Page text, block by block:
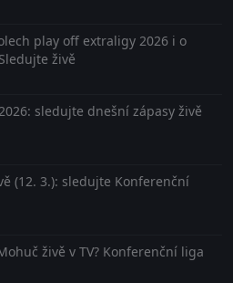
play off extraligy 2026 i o
živě
sledujte dnešní zápasy živě
(12. 3.): sledujte Konferenční
živě v TV? Konferenční liga